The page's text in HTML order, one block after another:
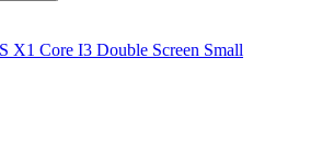
X1 Core I3 Double Screen Small